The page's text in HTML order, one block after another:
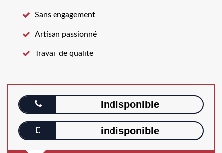
Sans engagement
Artisan passionné
Travail de qualité
indisponible
indisponible